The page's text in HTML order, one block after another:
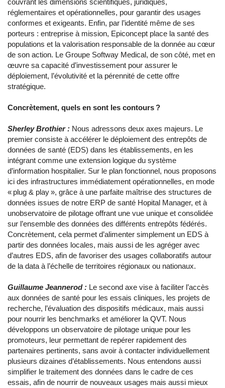
couvrant les dimensions scientifiques, juridiques,
réglementaires et opérationnelles, pour garantir des usages
conformes et exigeants. Enfin, par l’identité même de ses
porteurs : entreprise à mission, Epiconcept place la santé des
populations et la valorisation responsable de la donnée au cœur
de son action. Le Groupe Softway Medical, de son côté, met en
œuvre sa capacité d’investissement pour assurer le
déploiement, l’évolutivité et la pérennité de cette offre
stratégique.
Concrètement, quels en sont les contours ?
Sherley Brothier : Nous adressons deux axes majeurs. Le
premier consiste à accélérer le déploiement des entrepôts de
données de santé (EDS) dans les établissements, en les
intégrant comme une extension logique du système
d’information hospitalier. Sur le plan fonctionnel, nous proposons
ici des infrastructures immédiatement opérationnelles, en mode
« plug & play », grâce à une parfaite maîtrise des structures de
données issues de notre ERP de santé Hopital Manager, et à
unobservatoire de pilotage offrant une vue unique et consolidée
sur l’ensemble des données des différents entrepôts fédérés.
Concrètement, cela permet d’alimenter simplement un EDS à
partir des données locales, mais aussi de les agréger avec
d’autres EDS, afin de favoriser des usages collaboratifs autour
de la data à l’échelle de territoires régionaux ou nationaux.
Guillaume Jeannerod : Le second axe vise à faciliter l’accès
aux données de santé pour les essais cliniques, les projets de
recherche, l’évaluation des dispositifs médicaux, mais aussi
pour nourrir les benchmarks et améliorer la QVT. Nous
développons un observatoire de pilotage unique pour les
promoteurs, leur permettant de repérer rapidement des
partenaires pertinents, sans avoir à contacter individuellement
plusieurs dizaines d’établissements. Nous entendons aussi
simplifier le traitement des données dans le cadre de ces
essais, afin de nourrir de nouveaux usages mais aussi mieux